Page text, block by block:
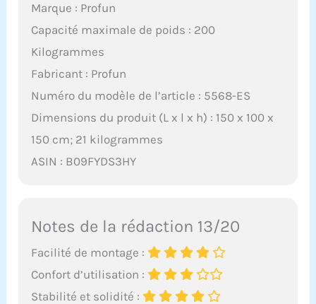
Marque : Profun
Capacité maximale de poids : 200
Kilogrammes
Fabricant : Profun
Numéro du modèle de l’article : 5568-ES
Dimensions du produit (L x l x h) : 150 x 100 x
150 cm; 21 kilogrammes
ASIN : B09FYDS3HY
Notes de la rédaction 13/20
Facilité de montage :
Confort d’utilisation :
Stabilité et solidité :